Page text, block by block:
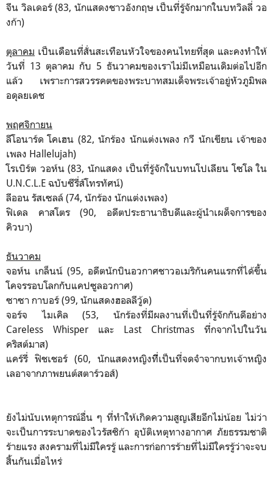
จีน วิลเดอร์ (83, นักแสดงชาวอังกฤษ เป็นที่รู้จักมากในบทวิลลี่ วอ
งก้า)
ตุลาคม เป็นเดือนที่สั่นสะเทือนหัวใจของคนไทยที่สุด และคงทำให้
วันที่ 13 ตุลาคม กับ 5 ธันวาคมของเราไม่มีเหมือนเดิมต่อไปอีก
แล้ว เพราะการสวรรคตของพระบาทสมเด็จพระเจ้าอยู่หัวภูมิพล
อดุลยเดช
พฤศจิกายน
ลีโอนาร์ด โคเฮน (82, นักร้อง นักแต่งเพลง กวี นักเขียน เจ้าของ
เพลง Hallelujah)
โรเบิร์ต วอห์น (83, นักแสดง เป็นที่รู้จักในบทนโปเลียน โซโล ใน
U.N.C.L.E ฉบับซีรี่ส์โทรทัศน์)
ลีออน รัสเซลล์ (74, นักร้อง นักแต่งเพลง)
ฟิเดล คาสโตร (90, อดีตประธานาธิบดีและผู้นำเผด็จการของ
คิวบา)
ธันวาคม
จอห์น เกล็นน์ (95, อดีตนักบินอวกาศชาวอเมริกันคนแรกที่ได้ขึ้น
โคจรรอบโลกกับแคปซูลอวกาศ)
ซาซา กาบอร์ (99, นักแสดงฮอลลีวู้ด)
จอร์จ ไมเคิล (53, นักร้องที่มีผลงานที่เป็นที่รู้จักกันดีอย่าง
Careless Whisper และ Last Christmas ที่กจากไปในวัน
คริสต์มาส)
แคร์รี่ ฟิชเชอร์ (60, นักแสดงหญิงทีี่เป็นที่จดจำจากบทเจ้าหญิง
เลอาจากภาพยนต์สตาร์วอส์)
ยังไม่นับเหตุการณ์อื่น ๆ ที่ทำให้เกิดความสูญเสียอีกไม่น้อย ไม่ว่า
จะเป็นการระบาดของไวรัสซิก้า อุบัติเหตุทางอากาศ ภัยธรรมชาติ
ร้ายแรง สงครามที่ไม่มีใครรู้ และการก่อการร้ายที่ไม่มีใครรู้ว่าจะจบ
สิ้นกันเมื่อไหร่